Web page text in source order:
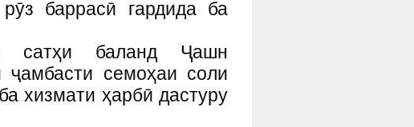
баррасӣ гардида ба
сатҳи баланд Ҷашн
ҷамбасти семоҳаи соли
хизмати ҳарбӣ дастуру